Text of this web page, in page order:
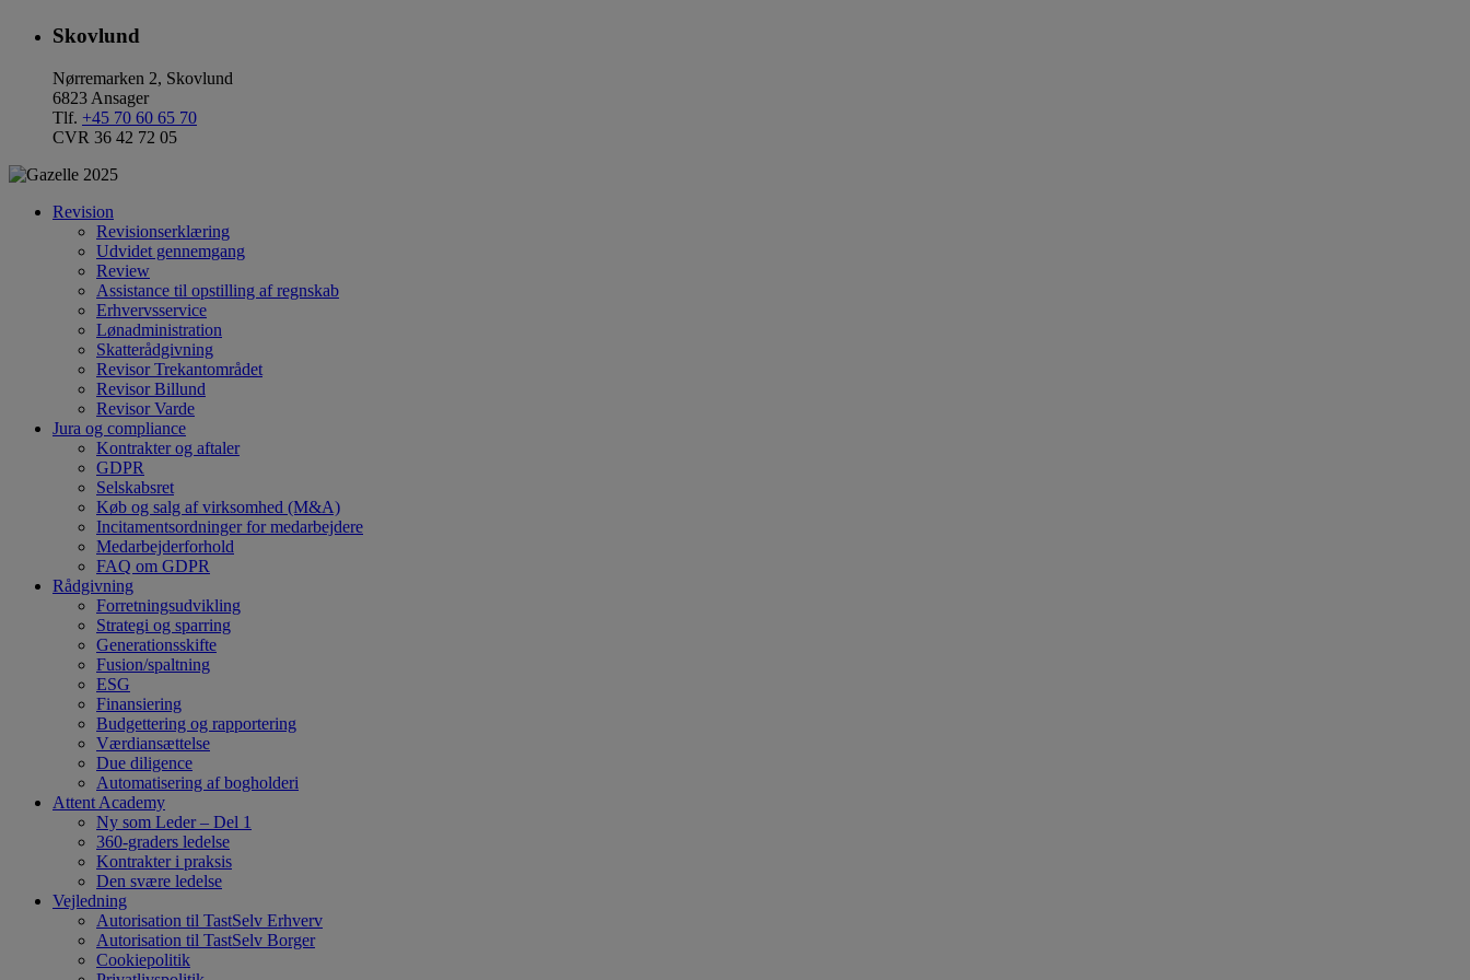
Skovlund
Nørremarken 2, Skovlund
6823 Ansager
Tlf. +45 70 60 65 70
CVR 36 42 72 05
Revision
Revisionserklæring
Udvidet gennemgang
Review
Assistance til opstilling af regnskab
Erhvervsservice
Lønadministration
Skatterådgivning
Revisor Trekantområdet
Revisor Billund
Revisor Varde
Jura og compliance
Kontrakter og aftaler
GDPR
Selskabsret
Køb og salg af virksomhed (M&A)
Incitamentsordninger for medarbejdere
Medarbejderforhold
FAQ om GDPR
Rådgivning
Forretningsudvikling
Strategi og sparring
Generationsskifte
Fusion/spaltning
ESG
Finansiering
Budgettering og rapportering
Værdiansættelse
Due diligence
Automatisering af bogholderi
Attent Academy
Ny som Leder – Del 1
360-graders ledelse
Kontrakter i praksis
Den svære ledelse
Vejledning
Autorisation til TastSelv Erhverv
Autorisation til TastSelv Borger
Cookiepolitik